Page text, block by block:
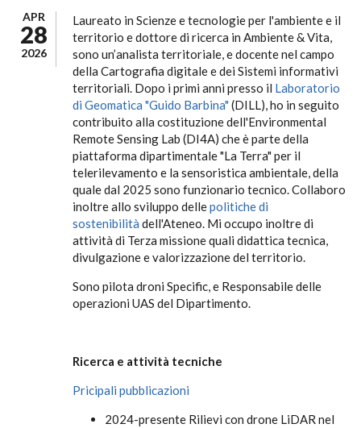
APR
28
2026
Laureato in Scienze e tecnologie per l'ambiente e il
territorio e dottore di ricerca in Ambiente & Vita,
sono un’analista territoriale, e docente nel campo
della Cartografia digitale e dei Sistemi informativi
territoriali. Dopo i primi anni presso il Laboratorio
di Geomatica "Guido Barbina" (DILL), ho in seguito
contribuito alla costituzione dell'Environmental
Remote Sensing Lab (DI4A) che è parte della
piattaforma dipartimentale "La Terra" per il
telerilevamento e la sensoristica ambientale, della
quale dal 2025 sono funzionario tecnico. Collaboro
inoltre allo sviluppo dellepolitiche di
sostenibilità dell'Ateneo. Mi occupo inoltre di
attività di Terza missione quali didattica tecnica,
divulgazione e valorizzazione del territorio.
Sono pilota droni Specific, e Responsabile delle
operazioni UAS del Dipartimento.
Ricerca e attività tecniche
Pricipali pubblicazioni
2024-presente Rilievi con drone LiDAR nel